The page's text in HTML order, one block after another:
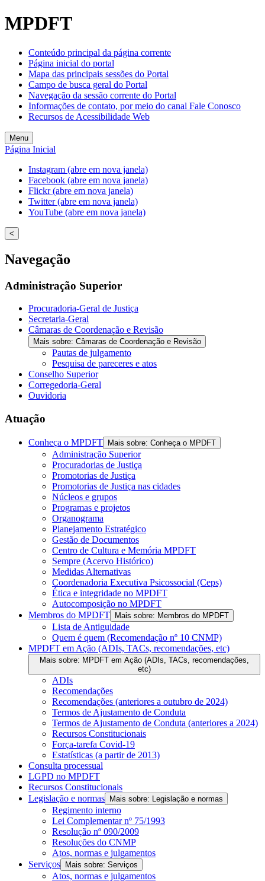
MPDFT
Conteúdo principal da página corrente
Página inicial do portal
Mapa das principais sessões do Portal
Campo de busca geral do Portal
Navegação da sessão corrente do Portal
Informações de contato, por meio do canal Fale Conosco
Recursos de Acessibilidade Web
Menu
Página Inicial
Instagram (abre em nova janela)
Facebook (abre em nova janela)
Flickr (abre em nova janela)
Twitter (abre em nova janela)
YouTube (abre em nova janela)
<
Navegação
Administração Superior
Procuradoria-Geral de Justiça
Secretaria-Geral
Câmaras de Coordenação e Revisão
Mais sobre: Câmaras de Coordenação e Revisão
Pautas de julgamento
Pesquisa de pareceres e atos
Conselho Superior
Corregedoria-Geral
Ouvidoria
Atuação
Conheça o MPDFT Mais sobre: Conheça o MPDFT
Administração Superior
Procuradorias de Justiça
Promotorias de Justiça
Promotorias de Justiça nas cidades
Núcleos e grupos
Programas e projetos
Organograma
Planejamento Estratégico
Gestão de Documentos
Centro de Cultura e Memória MPDFT
Sempre (Acervo Histórico)
Medidas Alternativas
Coordenadoria Executiva Psicossocial (Ceps)
Ética e integridade no MPDFT
Autocomposição no MPDFT
Membros do MPDFT
Mais sobre: Membros do MPDFT
Lista de Antiguidade
Quem é quem (Recomendação nº 10 CNMP)
MPDFT em Ação (ADIs, TACs, recomendações, etc)
Mais sobre: MPDFT em Ação (ADIs, TACs, recomendações,
etc)
ADIs
Recomendações
Recomendações (anteriores a outubro de 2024)
Termos de Ajustamento de Conduta
Termos de Ajustamento de Conduta (anteriores a 2024)
Recursos Constitucionais
Força-tarefa Covid-19
Estatísticas (a partir de 2013)
Consulta processual
LGPD no MPDFT
Recursos Constitucionais
Legislação e normas
Mais sobre: Legislação e normas
Regimento interno
Lei Complementar nº 75/1993
Resolução nº 090/2009
Resoluções do CNMP
Atos, normas e julgamentos
Serviços
Mais sobre: Serviços
Atos, normas e julgamentos